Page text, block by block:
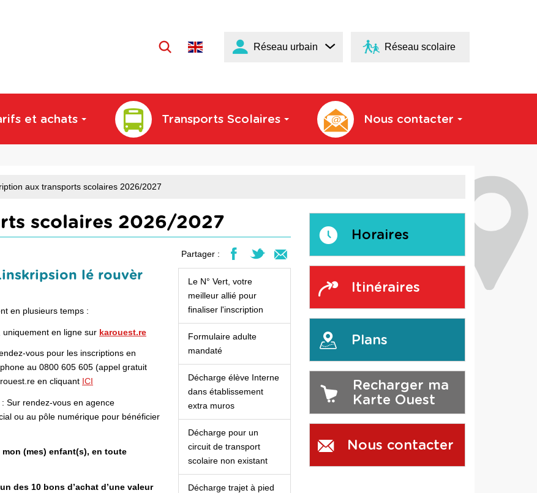
Langue
Réseau urbain Réseau scolaire
et achats Transports Scolaires Nous contacter
aux transports scolaires 2026/2027
scolaires 2026/2027
Partager :
lé rouvèr
en plusieurs temps :
, uniquement en ligne sur karouest.re
vous pour les inscriptions en
au 0800 605 605 (appel gratuit
en cliquant ICI
: Sur rendez-vous en agence
ou au pôle numérique pour bénéficier
(mes) enfant(s), en toute
des 10 bons d’achat d’une valeur
Le N° Vert, votre
meilleur allié pour
finaliser l'inscription
Formulaire adulte
mandaté
Décharge élève Interne
dans établissement
extra muros
Décharge pour un
circuit de transport
scolaire non existant
Décharge trajet à pied
Horaires
Itinéraires
Plans
Recharger ma
Karte Ouest
Nous contacter